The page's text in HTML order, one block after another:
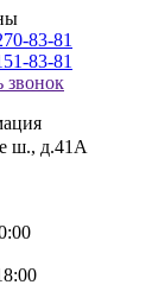
83-81
83-81
звонок
ш., д.41А